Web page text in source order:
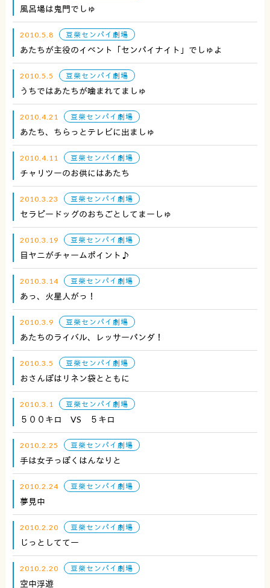
風呂場は鬼門でしゅ
2010.5.8 豆柴センパイ劇場
あたちが主役のイベント「センパイナイト」でしゅよ
2010.5.5 豆柴センパイ劇場
うちではあたちが噛まれてましゅ
2010.4.21 豆柴センパイ劇場
あたち、ちらっとテレビに出ましゅ
2010.4.11 豆柴センパイ劇場
チャリツーのお供にはあたち
2010.3.23 豆柴センパイ劇場
セラピードッグのおちごとしてまーしゅ
2010.3.19 豆柴センパイ劇場
目ヤニがチャームポイント♪
2010.3.14 豆柴センパイ劇場
あっ、火星人がっ！
2010.3.9 豆柴センパイ劇場
あたちのライバル、レッサーパンダ！
2010.3.5 豆柴センパイ劇場
おさんぽはリネン袋とともに
2010.3.1 豆柴センパイ劇場
５００キロ VS ５キロ
2010.2.25 豆柴センパイ劇場
手は女子っぽくはんなりと
2010.2.24 豆柴センパイ劇場
夢見中
2010.2.20 豆柴センパイ劇場
じっとしててー
2010.2.20 豆柴センパイ劇場
空中浮遊